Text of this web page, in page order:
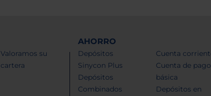
Valoramos su
cartera
AHORRO
Depósitos
Sinycon Plus
Depósitos
Combinados
Cuenta
Cuenta de pago
básica
Depósitos en